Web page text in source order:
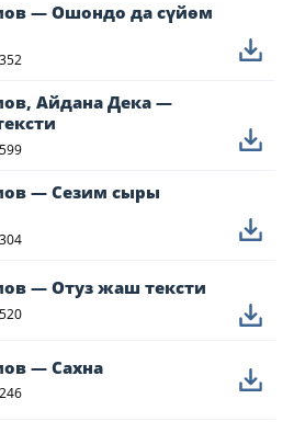
— Ошондо да сүйөм
352
Айдана Дека —
599
— Сезим сыры
304
— Отуз жаш тексти
520
— Сахна
246